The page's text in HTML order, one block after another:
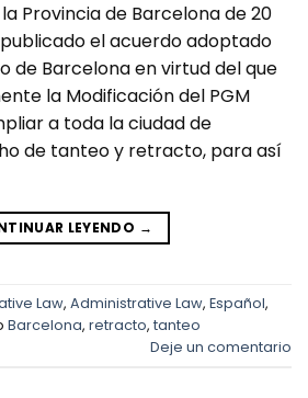
Provincia de Barcelona de 20
publicado el acuerdo adoptado
de Barcelona en virtud del que
la Modificación del PGM
a toda la ciudad de
de tanteo y retracto, para así
LEYENDO →
Law, Administrative Law, Español,
Barcelona, retracto, tanteo
Deje un comentario